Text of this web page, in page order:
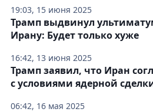
19:03, 15 июня 2025
16:42, 13 июня 2025
Трамп выдвинул
Ирану: Будет только хуже
06:42, 16 мая 2025
Трамп заявил, что Иран
с условиями ядерной